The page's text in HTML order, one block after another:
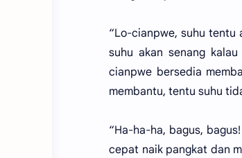
“Lo-cianpwe, suhu tentu
suhu akan senang
cianpwe bersedia
membantu, tentu suhu
“Ha-ha-ha, bagus,
cepat naik pangkat dan